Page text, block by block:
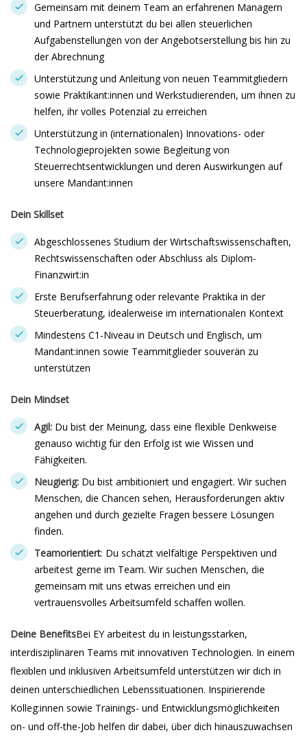
Gemeinsam mit deinem Team an erfahrenen Managern
und Partnern unterstützt du bei allen steuerlichen
Aufgabenstellungen von der Angebotserstellung bis hin zu
der Abrechnung
Unterstützung und Anleitung von neuen Teammitgliedern
sowie Praktikant:innen und Werkstudierenden, um ihnen zu
helfen, ihr volles Potenzial zu erreichen
Unterstützung in (internationalen) Innovations- oder
Technologieprojekten sowie Begleitung von
Steuerrechtsentwicklungen und deren Auswirkungen auf
unsere Mandant:innen
Dein Skillset
Abgeschlossenes Studium der Wirtschaftswissenschaften,
Rechtswissenschaften oder Abschluss als Diplom-
Finanzwirt:in
Erste Berufserfahrung oder relevante Praktika in der
Steuerberatung, idealerweise im internationalen Kontext
Mindestens C1-Niveau in Deutsch und Englisch, um
Mandant:innen sowie Teammitglieder souverän zu
unterstützen
Dein Mindset
Agil: Du bist der Meinung, dass eine flexible Denkweise
genauso wichtig für den Erfolg ist wie Wissen und
Fähigkeiten.
Neugierig: Du bist ambitioniert und engagiert. Wir suchen
Menschen, die Chancen sehen, Herausforderungen aktiv
angehen und durch gezielte Fragen bessere Lösungen
finden.
Teamorientiert: Du schätzt vielfältige Perspektiven und
arbeitest gerne im Team. Wir suchen Menschen, die
gemeinsam mit uns etwas erreichen und ein
vertrauensvolles Arbeitsumfeld schaffen wollen.
Deine BenefitsBei EY arbeitest du in leistungsstarken,
interdisziplinären Teams mit innovativen Technologien. In einem
flexiblen und inklusiven Arbeitsumfeld unterstützen wir dich in
deinen unterschiedlichen Lebenssituationen. Inspirierende
Kolleg:innen sowie Trainings- und Entwicklungsmöglichkeiten
on- und off-the-Job helfen dir dabei, über dich hinauszuwachsen